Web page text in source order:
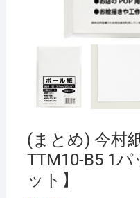
(まとめ) 今村
TTM10-B5 1
ット】